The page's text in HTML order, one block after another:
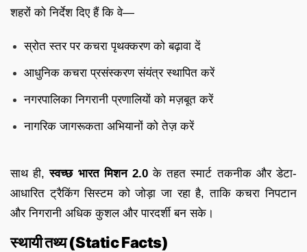
शहरों को निर्देश दिए हैं कि वे—
स्रोत स्तर पर कचरा पृथक्करण को बढ़ावा दें
आधुनिक कचरा प्रसंस्करण संयंत्र स्थापित करें
नगरपालिका निगरानी प्रणालियों को मज़बूत करें
नागरिक जागरूकता अभियानों को तेज़ करें
साथ ही,स्वच्छ भारत मिशन 2.0के तहत स्मार्ट तकनीक और डेटा-
आधारित ट्रैकिंग सिस्टम को जोड़ा जा रहा है, ताकि कचरा निपटान
और निगरानी अधिक कुशल और पारदर्शी बन सके।
स्थायी तथ्य (Static Facts)